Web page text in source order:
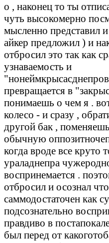
о , наконец то ты
чуть высокомерно
мысленно представил
айкер предложил ) и
отбросил это так как
узнаваемость и
превращается в
понимаешь о чем я .
колесо - и сразу ,
другой бак ,
обычную
когда вроде все круто
ураладнепра
воспринемается .
отбросил и осознал
саммодостаточен как
подсознательно
правдиво в
был перед от